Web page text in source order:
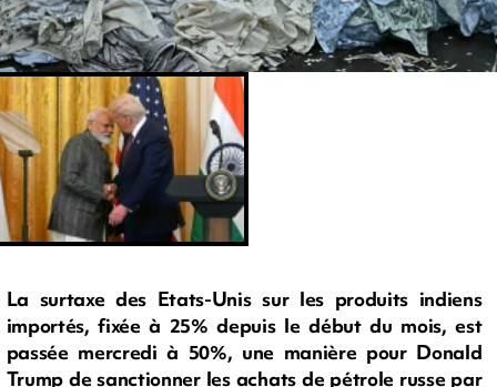
La surtaxe des Etats-Unis sur les produits indiens
importés, fixée à 25% depuis le début du mois, est
passée mercredi à 50%, une manière pour Donald
Trump de sanctionner les achats de pétrole russe par